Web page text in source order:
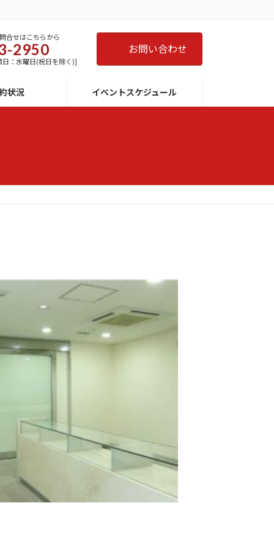
合せはこちらから
2950
日：水曜日(祝日を除く)]
お問い合わせ
状況 イベントスケジュール